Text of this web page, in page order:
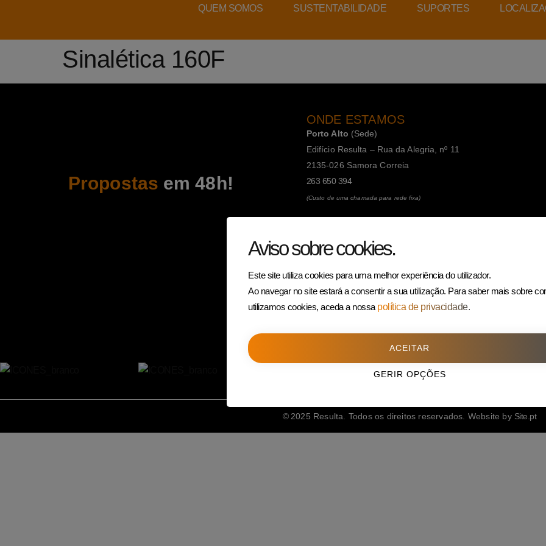
QUEM SOMOS SUSTENTABILIDADE SUPORTES
Sinalética 160F
Propostas em 48h!
ONDE ESTAMOS
Porto Alto (Sede)
Edifício Resulta – Rua da Alegria, nº 11
2135-026 Samora Correia
263 650 394
(Custo de uma chamada para rede fixa)
Porto
Avenida da Boavista, 1588, 2º, sala 304
4100-115 Porto
225 432 051
(Custo de uma chamada para rede fixa)
© 2025 Resulta. Todos os direitos reservados. Website by Site.pt
Aviso sobre cookies.
Este site utiliza cookies para uma melhor experiência do utilizador.
Ao navegar no site estará a consentir a sua utilização. Para saber mais sobre
utilizamos cookies, aceda a nossa política de privacidade.
ACEITAR
GERIR OPÇÕES